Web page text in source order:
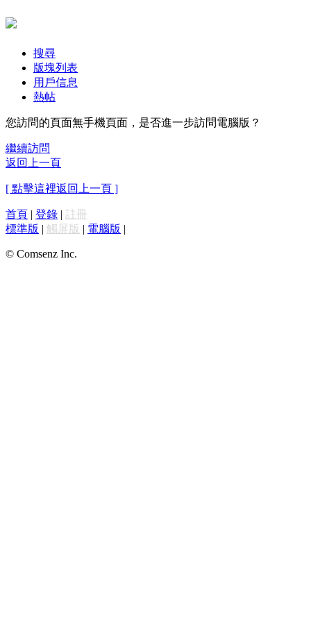
搜尋
版塊列表
用戶信息
熱帖
您訪問的頁面無手機頁面，是否進一步訪問電腦版？
繼續訪問
返回上一頁
[ 點擊這裡返回上一頁 ]
首頁 | 登錄 | 註冊
標準版 | 觸屏版 | 電腦版 |
© Comsenz Inc.